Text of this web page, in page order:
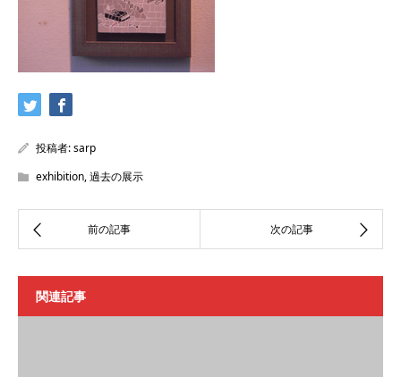
投稿者:sarp
exhibition,過去の展示
関連記事